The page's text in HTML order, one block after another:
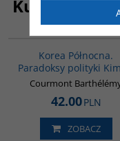
Kupujący
Korea Północna.
Paradoksy polityki
Courmont
42.00PLN
ZOBACZ